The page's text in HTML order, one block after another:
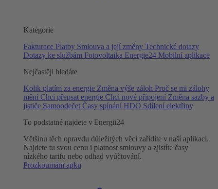
Kategorie
Fakturace Platby Smlouva a její změny Technické dotazy
Dotazy ke službám Fotovoltaika Energie24 Mobilní aplikace
Nejčastěji hledáte
Kolik platím za energie Změna výše záloh Proč se mi zálohy
mění Chci přepsat energie Chci nové připojení Změna sazby a
jističe Samoodečet Časy spínání HDO Sdílení elektřiny
To podstatné najdete v Energii24
Většinu těch opravdu důležitých věcí zařídíte v naší aplikaci.
Najdete tu svou cenu i platnost smlouvy a zjistíte časy
nízkého tarifu nebo odhad vyúčtování.
Prozkoumám apku